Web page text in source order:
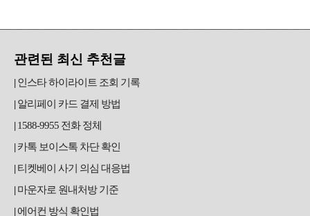
관련된 최신 추천글
인스타 하이라이트 조회 기록
알리페이 카드 결제 방법
1588-9955 전화 정체
카톡 보이스톡 차단 확인
티켓베이 사기 의심 대응법
마운자로 원내처방 기준
에어컨 방식 확인법